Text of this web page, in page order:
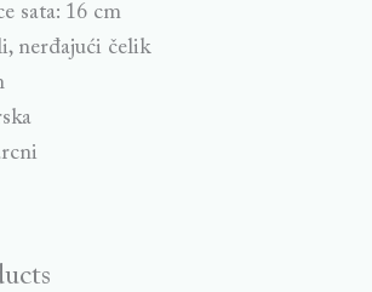
sata: 16 cm
nerđajući čelik